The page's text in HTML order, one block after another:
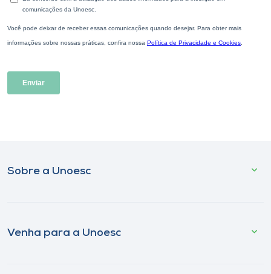
Sobre a Unoesc
Venha para a Unoesc